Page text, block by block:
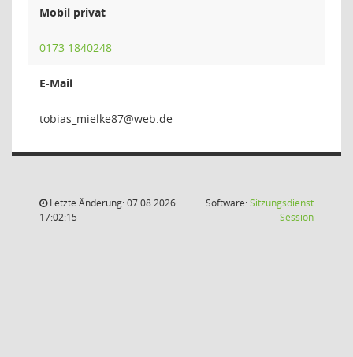
Mobil privat
0173 1840248
E-Mail
78eklei
Letzte Änderung: 07.08.2026
17:02:15
Software:Sitzungsdienst
Session(Wird in